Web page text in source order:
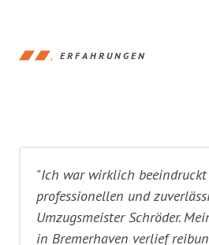
ERFAHRUNGEN
"Ich war wirklich
professionellen und
Umzugsmeister Schröder.
in Bremerhaven verlief